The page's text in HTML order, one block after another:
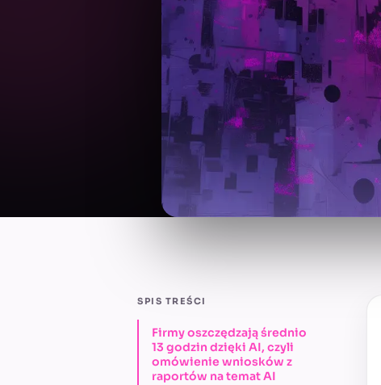
SPIS TREŚCI
Firmy oszczędzają średnio
13 godzin dzięki AI, czyli
omówienie wniosków z
raportów na temat AI